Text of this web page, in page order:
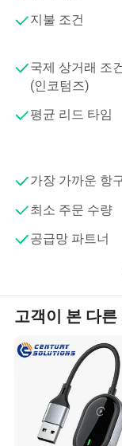
타 기능적 컴퓨터
퓨터는 일반적으
는 임베디드 컴퓨
가정용 컴퓨터 또
인쇄 회로 기판에
데스크탑 PC와
나 확장에 확장 슬
작되었습니다. 컴
인에서는 종종 정
는 64비트 프로세
다른 유형은 서버
보다 더 컴팩트한
CarPlay 무선 어
야 하는 표준
연결할 수 있는 시
기능은 CarPlay 지
하는 사람들에게
대폰을 꽂는 불편
지불 조건
국제 상거래 조
(인코텀즈)
평균 리드 타임
가장 가까운 항
최소 주문 수량
공급망 파트너
고객이 본 다른